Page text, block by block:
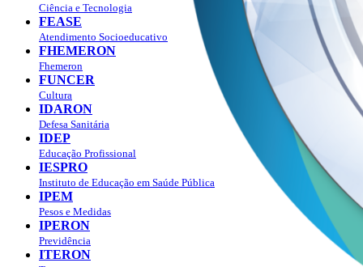
Ciência e Tecnologia
FEASE
Atendimento Socioeducativo
FHEMERON
Fhemeron
FUNCER
Cultura
IDARON
Defesa Sanitária
IDEP
Educação Profissional
IESPRO
Instituto de Educação em Saúde Pública
IPEM
Pesos e Medidas
IPERON
Previdência
ITERON